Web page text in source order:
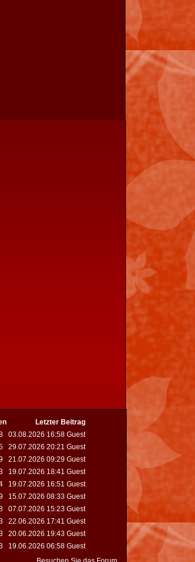
Letzter Beitrag
03.08.2026 16:58 Guest
29.07.2026 20:21 Guest
21.07.2026 09:29 Guest
19.07.2026 18:41 Guest
19.07.2026 16:51 Guest
15.07.2026 08:33 Guest
07.07.2026 15:23 Guest
22.06.2026 17:41 Guest
20.06.2026 19:43 Guest
19.06.2026 06:58 Guest